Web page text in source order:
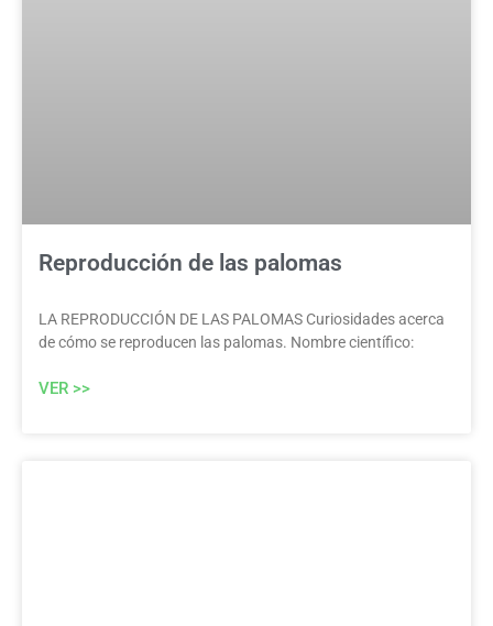
Reproducción de las palomas
LA REPRODUCCIÓN DE LAS PALOMAS Curiosidades acerca
de cómo se reproducen las palomas. Nombre científico:
VER >>